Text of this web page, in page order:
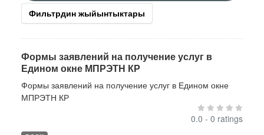
Фильтрдин жыйынтыктары
Формы заявлений на получение услуг в
Едином окне МПРЭТН КР
Формы заявлений на получение услуг в Едином окне
МПРЭТН КР
0.0 - 0 ratings